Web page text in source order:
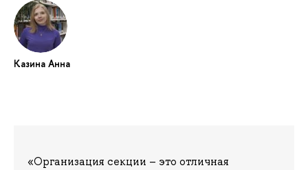
Казина Анна
«Организация секции – это отличная